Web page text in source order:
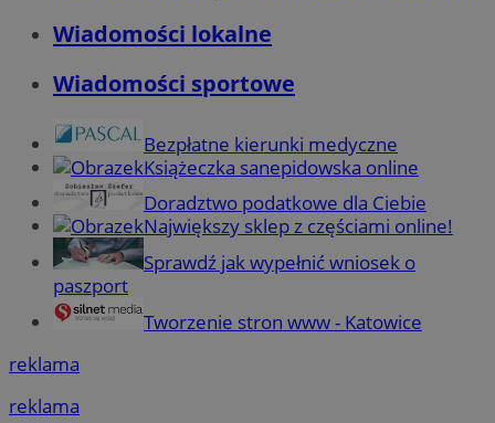
Wiadomości lokalne
Wiadomości sportowe
Bezpłatne kierunki medyczne
Książeczka sanepidowska online
Doradztwo podatkowe dla Ciebie
Największy sklep z częściami online!
Sprawdź jak wypełnić wniosek o
paszport
Tworzenie stron www - Katowice
reklama
reklama